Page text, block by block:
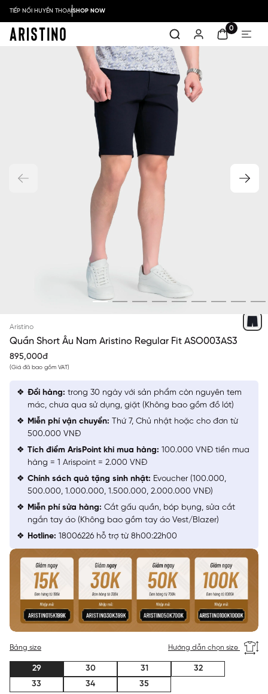
TIẾP NỐI HUYỀN THOẠISHOP NOW
0
Aristino
Quần Short Âu Nam Aristino Regular Fit ASO003AS3
895,000đ
(Giá đã bao gồm VAT)
Bảng size Hướng dẫn chọn size
29 30 31
32
33
34 35
Đổi hàng: trong 30 ngày với sản phẩm còn nguyên tem
mác, chưa qua sử dụng, giặt (Không bao gồm đồ lót)
Miễn phí vận chuyển: Thứ 7, Chủ nhật hoặc cho đơn từ
500.000 VNĐ
Tích điểm ArisPoint khi mua hàng: 100.000 VNĐ tiền mua
hàng = 1 Arispoint = 2.000 VNĐ
Chính sách quà tặng sinh nhật: Evoucher (100.000,
500.000, 1.000.000, 1.500.000, 2.000.000 VNĐ)
Miễn phí sửa hàng: Cắt gấu quần, bóp bụng, sửa cắt
ngắn tay áo (Không bao gồm tay áo Vest/Blazer)
Hotline: 18006226 hỗ trợ từ 8h00:22h00